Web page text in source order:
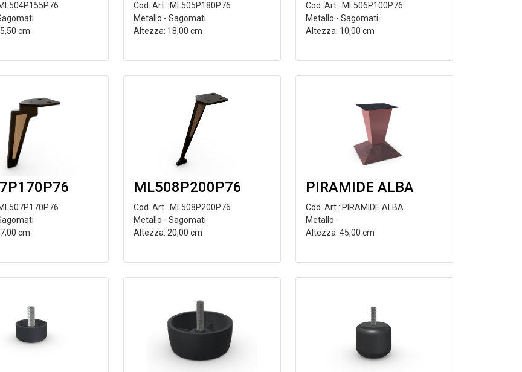
cm
Cod. Art.: ML505P180P76
Metallo - Sagomati
Altezza: 18,00 cm
Cod. Art.: ML506P100P76
Metallo - Sagomati
Altezza: 10,00 cm
cm
ML508P200P76
Cod. Art.: ML508P200P76
Metallo - Sagomati
Altezza: 20,00 cm
PIRAMIDE ALBA
Cod. Art.: PIRAMIDE ALBA
Metallo -
Altezza: 45,00 cm